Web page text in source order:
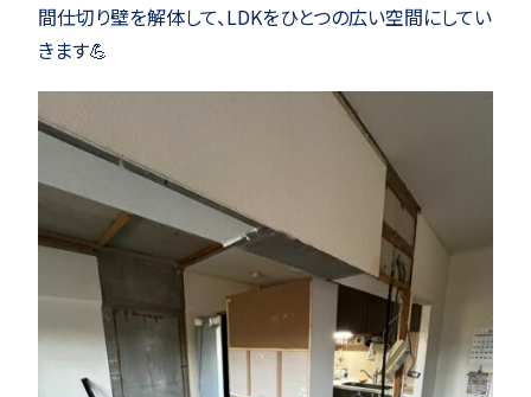
間仕切り壁を解体して、LDKをひとつの広い空間にしてい
きます💪